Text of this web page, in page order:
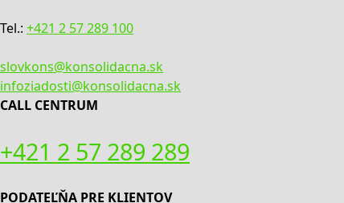
Tel.: +421 2 57 289 100
slovkons@konsolidacna.sk
infoziadosti@konsolidacna.sk
CALL CENTRUM
+421 2 57 289 289
PODATEĽŇA PRE KLIENTOV